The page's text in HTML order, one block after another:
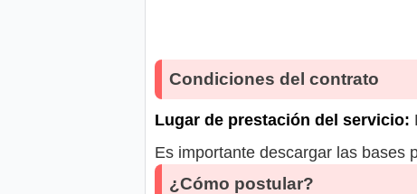
Condiciones del contrato
Lugar de prestación del servicio:
Es importante descargar las bases
¿Cómo postular?